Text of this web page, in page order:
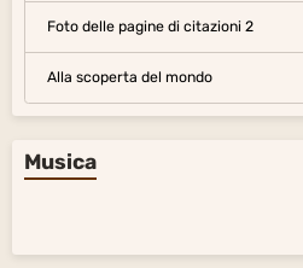
Foto delle pagine di citazioni 2
Alla scoperta del mondo
Musica